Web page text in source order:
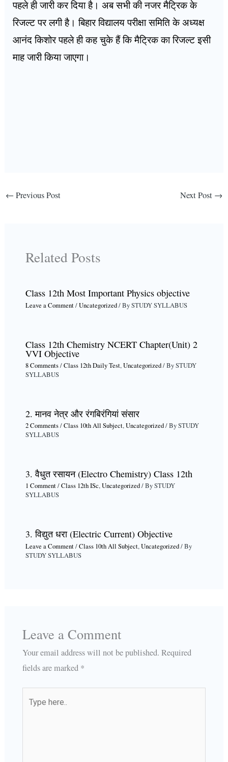
पहले ही जारी कर दिया है। अब सभी की नजर मैट्रिक के
रिजल्ट पर लगी है। बिहार विद्यालय परीक्षा समिति के अध्यक्ष
आनंद किशोर पहले ही कह चुके हैं कि मैट्रिक का रिजल्ट इसी
माह जारी किया जाएगा।
← Previous Post Next Post →
Related Posts
Class 12th Most Important Physics objective
Leave a Comment/Uncategorized/ BySTUDY SYLLABUS
Class 12th Chemistry NCERT Chapter(Unit) 2
VVI Objective
8 Comments/Class 12th Daily Test,Uncategorized/ BySTUDY
SYLLABUS
2. मानव नेत्र और रंगबिरंगियां संसार
2 Comments/Class 10th All Subject,Uncategorized/ BySTUDY
SYLLABUS
3. वैधुत रसायन (Electro Chemistry) Class 12th
1 Comment/Class 12th ISc,Uncategorized/ BySTUDY
SYLLABUS
3. विद्युत धरा (Electric Current) Objective
Leave a Comment/Class 10th All Subject,Uncategorized/ By
STUDY SYLLABUS
Leave a Comment
Your email address will not be published. Required
fields are marked *
here..